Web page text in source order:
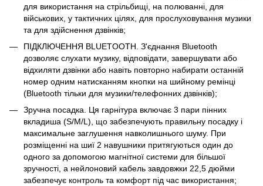
для використання на стрільбищі, на полюванні, для
військових, у тактичних цілях, для прослуховування музики
та для здійснення дзвінків;
ПІДКЛЮЧЕННЯ BLUETOOTH. З'єднання Bluetooth
дозволяє слухати музику, відповідати, завершувати або
відхиляти дзвінки або навіть повторно набирати останній
номер одним натисканням кнопки на шийному ремінці
(Bluetooth тільки для музики/телефонних дзвінків);
Зручна посадка. Ця гарнітура включає 3 пари пінних
вкладиша (S/M/L), що забезпечують правильну посадку і
максимальне заглушення навколишнього шуму. При
розміщенні на шиї 2 навушники притягуються один до
одного за допомогою магнітної системи для більшої
зручності, а нейлоновий кабель завдовжки 22,5 дюйми
забезпечує контроль та комфорт під час використання;